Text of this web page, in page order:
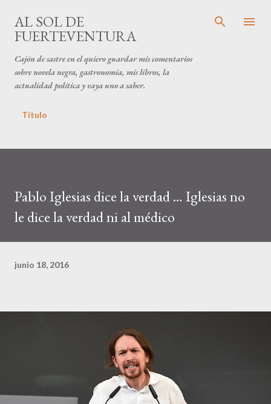
AL SOL DE
FUERTEVENTURA
Cajón de sastre en el quiero guardar mis comentarios
sobre novela negra, gastronomía, mis libros, la
actualidad política y vaya uno a saber.
Título
Pablo Iglesias dice la verdad … Iglesias no
le dice la verdad ni al médico
junio 18, 2016